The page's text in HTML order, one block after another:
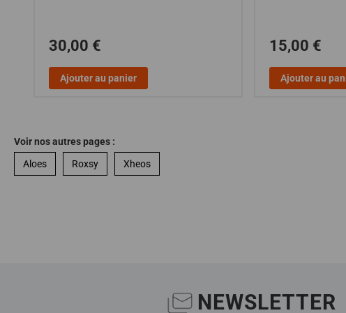
30,00 €
Ajouter au panier
15,00 €
Ajouter au
Voir nos autres pages :
Aloes
Roxsy Xheos
NEWSLETTER